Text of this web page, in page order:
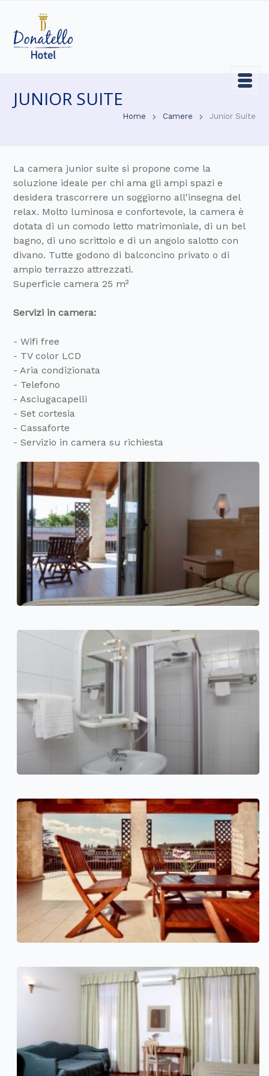
JUNIOR SUITE
Home Camere Junior Suite
La camera junior suite si propone come la
soluzione ideale per chi ama gli ampi spazi e
desidera trascorrere un soggiorno all'insegna del
relax. Molto luminosa e confortevole, la camera è
dotata di un comodo letto matrimoniale, di un bel
bagno, di uno scrittoio e di un angolo salotto con
divano. Tutte godono di balconcino privato o di
ampio terrazzo attrezzati.
Superficie camera 25 m²
Servizi in camera:
- Wifi free
- TV color LCD
- Aria condizionata
- Telefono
- Asciugacapelli
- Set cortesia
- Cassaforte
- Servizio in camera su richiesta